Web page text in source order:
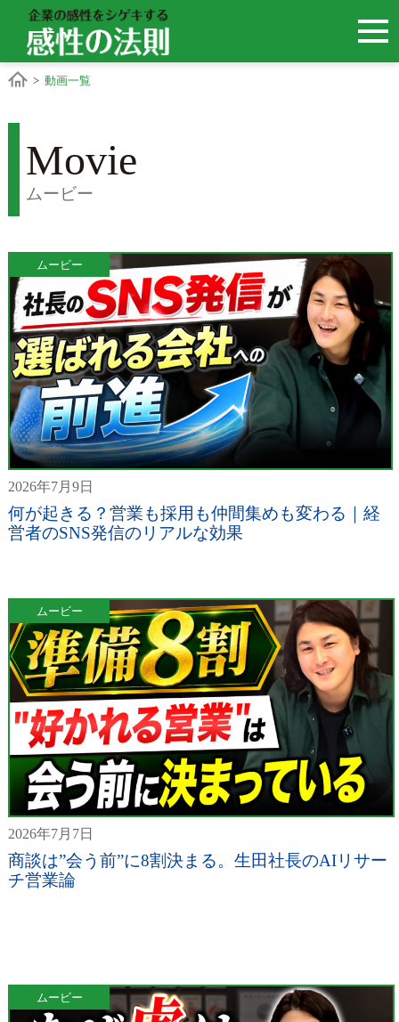
> 動画一覧
Movie
ムービー
ムービー
2026年7月9日
何が起きる？営業も採用も仲間集めも変わる｜経
営者のSNS発信のリアルな効果
ムービー
2026年7月7日
商談は”会う前”に8割決まる。生田社長のAIリサー
チ営業論
ムービー